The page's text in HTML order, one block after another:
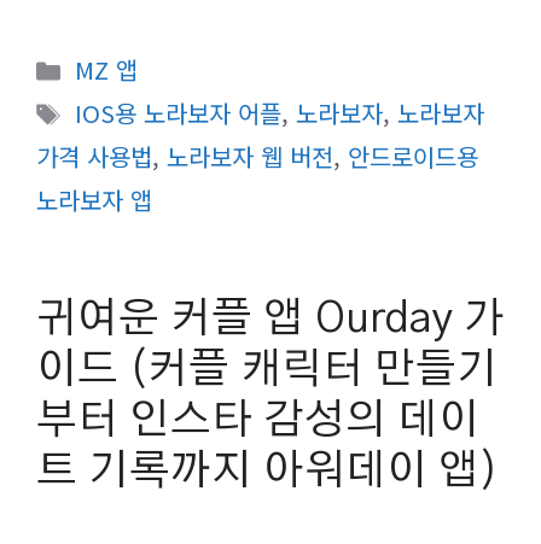
카
테
고
리
MZ 앱
태
그
IOS용 노라보자 어플, 노라보자, 노라보자
가격 사용법, 노라보자 웹 버전, 안드로이드용
노라보자 앱
귀여운 커플 앱 Ourday 가
이드 (커플 캐릭터 만들기
부터 인스타 감성의 데이
트 기록까지 아워데이 앱)